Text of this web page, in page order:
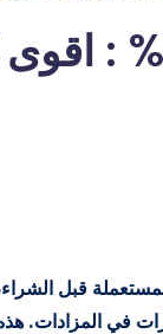
قبل
في المزادات.